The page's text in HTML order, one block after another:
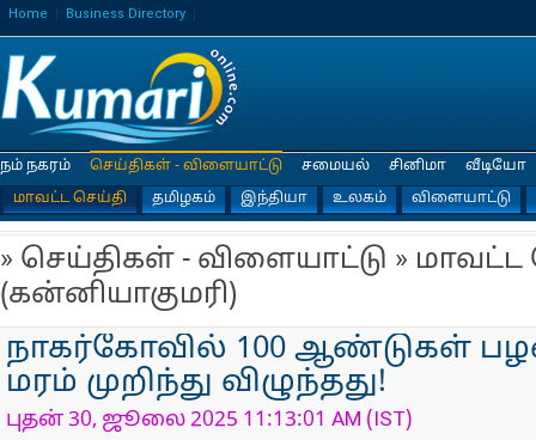
Home Business Directory
நம் நகரம்
செய்திகள் - விளையாட்டு
மாவட்ட செய்தி
தமிழகம் இந்தியா உலகம் விளையாட்டு
சமையல் சினிமா வீடியோ
» செய்திகள் - விளையாட்டு » மாவட்ட
(கன்னியாகுமரி)
நாகர்கோவில் 100 ஆண்டுகள்
மரம் முறிந்து விழுந்தது!
புதன் 30, ஜூலை 2025 11:13:01 AM (IST)